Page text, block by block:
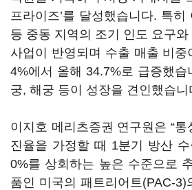
프라이즈’를 달성했습니다. 특히
등 중동 지역의 조기 인도 요구
사업이 반영되며 수출 매출 비
4%에서 올해 34.7%로 급증했습
궁, 해궁 등이 성장을 견인했습니
이지호 메리츠증권 연구원은 “
진율을 가정할 때 1분기 방산
0%를 상회하는 높은 수준으로
품인 미국의 패트리어트(PAC-